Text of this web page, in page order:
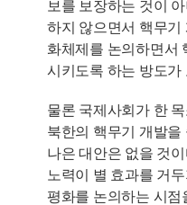
보를 보장하는 것이
하지 않으면서 핵무기
화체제를 논의하면서
시키도록 하는 방도가
물론 국제사회가 한
북한의 핵무기 개발
나은 대안은 없을 것
노력이 별 효과를 거
평화를 논의하는 시점